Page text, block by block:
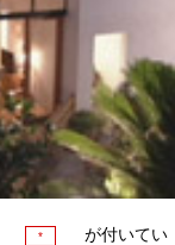
*
が付いてい